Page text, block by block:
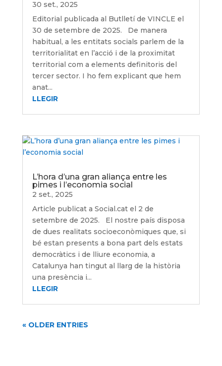
30 set., 2025
Editorial publicada al Butlletí de VINCLE el
30 de setembre de 2025. De manera
habitual, a les entitats socials parlem de la
territorialitat en l’acció i de la proximitat
territorial com a elements definitoris del
tercer sector. I ho fem explicant que hem
anat...
LLEGIR
L’hora d’una gran aliança entre les
pimes i l’economia social
2 set., 2025
Article publicat a Social.cat el 2 de
setembre de 2025. El nostre país disposa
de dues realitats socioeconòmiques que, si
bé estan presents a bona part dels estats
democràtics i de lliure economia, a
Catalunya han tingut al llarg de la història
una presència i...
LLEGIR
« OLDER ENTRIES